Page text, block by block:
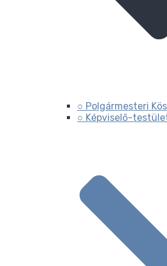
○ Polgármesteri
○ Képviselő-